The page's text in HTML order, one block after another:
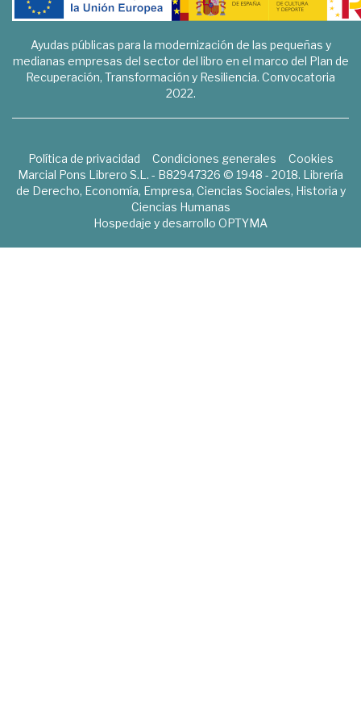
Ayudas públicas para la modernización de las pequeñas y
medianas empresas del sector del libro en el marco del Plan de
Recuperación, Transformación y Resiliencia. Convocatoria
2022.
Política de privacidad Condiciones generales
Cookies
Marcial Pons Librero S.L. - B82947326 © 1948 - 2018. Librería
de Derecho, Economía, Empresa, Ciencias Sociales, Historia y
Ciencias Humanas
Hospedaje y desarrollo OPTYMA